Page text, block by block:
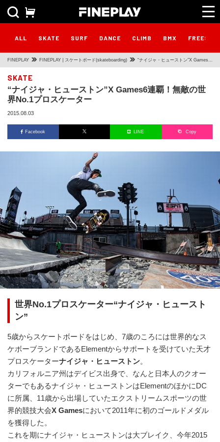
ALL SKATE SURF DANCE CLIMB BMX
FINEPLAY FINEPLAY | スケートボード(skateboarding) “ナイジャ・ヒューストン”X Games6
ー
SKATE
“ナイジャ・ヒューストン”X Games6連覇！無敵の世
界No.1プロスケーター
2015.08.03
Facebook LINE Copy
世界No.1プロスケーター“ナイジャ・ヒュースト
ン”
5歳からスケートボードをはじめ、7歳のころには世界的なス
ケボーブランドであるElementからサポートを受けていた天才
プロスケーターナイジャ・ヒューストン。
カリフォルニア州はデイビス出身で、なんと日本人のクオー
ターでもあるナイジャ・ヒューストンはElementのほかにDC
に所属、11歳から出場していたエクストリームスポーツの世
界的競技大会X Gamesにおいて2011年に初のゴールドメダル
を獲得した。
これを期にナイジャ・ヒューストンは大ブレイク、今年2015